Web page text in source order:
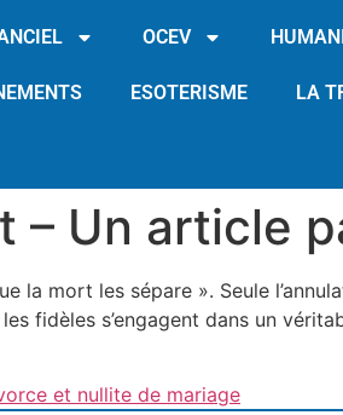
OCEV
ESOTERISME LA
– Un article
la mort les sépare ». Seule
fidèles s’engagent dans un
et nullite de mariage